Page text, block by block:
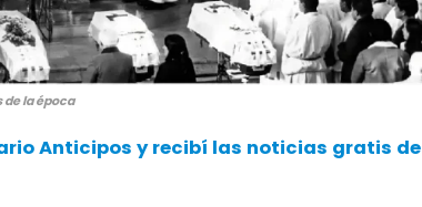
de la época
Anticipos y recibí las noticias gratis de